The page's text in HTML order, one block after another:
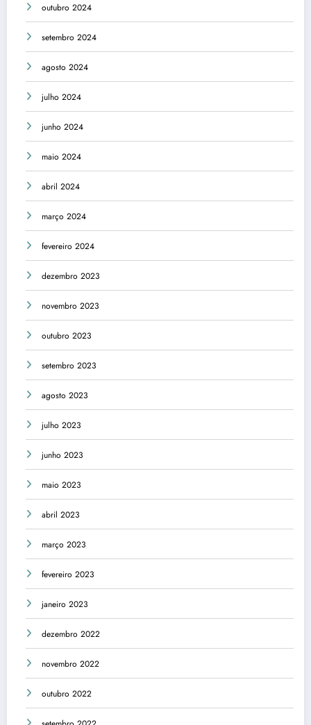
outubro 2024
setembro 2024
agosto 2024
julho 2024
junho 2024
maio 2024
abril 2024
março 2024
fevereiro 2024
dezembro 2023
novembro 2023
outubro 2023
setembro 2023
agosto 2023
julho 2023
junho 2023
maio 2023
abril 2023
março 2023
fevereiro 2023
janeiro 2023
dezembro 2022
novembro 2022
outubro 2022